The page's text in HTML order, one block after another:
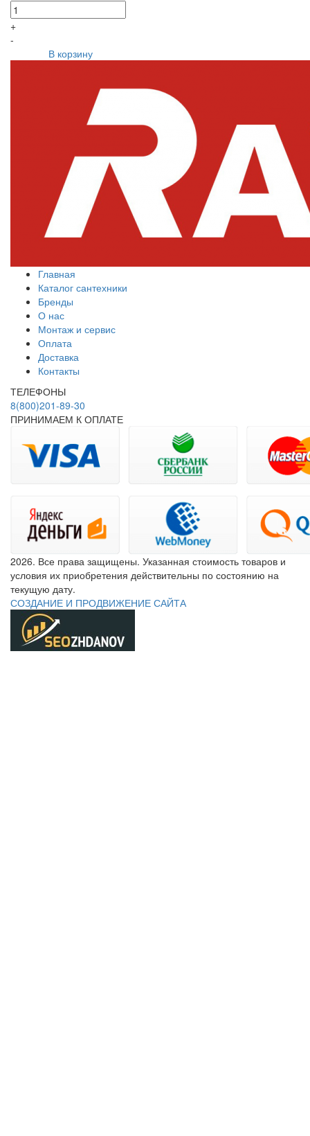
+
-
В корзину
Главная
Каталог сантехники
Бренды
О нас
Монтаж и сервис
Оплата
Доставка
Контакты
ТЕЛЕФОНЫ
8(800)201-89-30
ПРИНИМАЕМ К ОПЛАТЕ
2026. Все права защищены. Указанная стоимость товаров и
условия их приобретения действительны по состоянию на
текущую дату.
СОЗДАНИЕ И ПРОДВИЖЕНИЕ САЙТА